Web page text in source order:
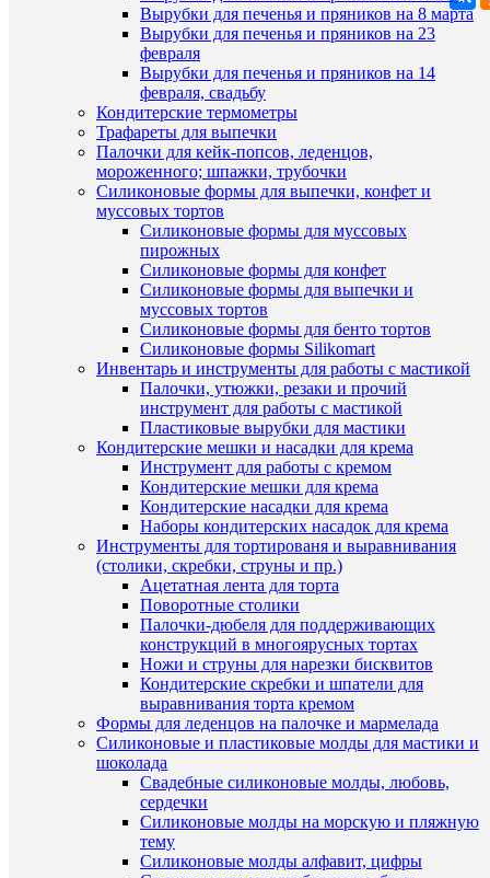
Вырубки для печенья и пряников на 8 марта
Вырубки для печенья и пряников на 23
февраля
Вырубки для печенья и пряников на 14
февраля, свадьбу
Кондитерские термометры
Трафареты для выпечки
Палочки для кейк-попсов, леденцов,
мороженного; шпажки, трубочки
Силиконовые формы для выпечки, конфет и
муссовых тортов
Силиконовые формы для муссовых
пирожных
Силиконовые формы для конфет
Силиконовые формы для выпечки и
муссовых тортов
Силиконовые формы для бенто тортов
Силиконовые формы Silikomart
Инвентарь и инструменты для работы с мастикой
Палочки, утюжки, резаки и прочий
инструмент для работы с мастикой
Пластиковые вырубки для мастики
Кондитерские мешки и насадки для крема
Инструмент для работы с кремом
Кондитерские мешки для крема
Кондитерские насадки для крема
Наборы кондитерских насадок для крема
Инструменты для тортированя и выравнивания
(столики, скребки, струны и пр.)
Ацетатная лента для торта
Поворотные столики
Палочки-дюбеля для поддерживающих
конструкций в многоярусных тортах
Ножи и струны для нарезки бисквитов
Кондитерские скребки и шпатели для
выравнивания торта кремом
Формы для леденцов на палочке и мармелада
Силиконовые и пластиковые молды для мастики и
шоколада
Свадебные силиконовые молды, любовь,
сердечки
Силиконовые молды на морскую и пляжную
тему
Силиконовые молды алфавит, цифры
(8)
см,
10
460
/